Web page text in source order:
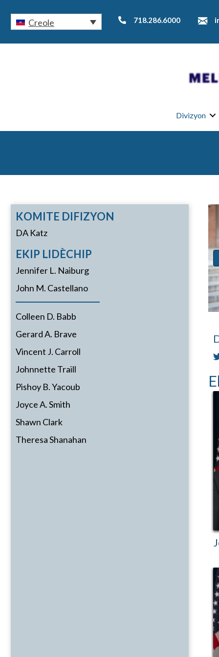
Creole 718.286.6000
Divizyon
KOMITE DIFIZYON
DA Katz
EKIP LIDÈCHIP
Jennifer L. Naiburg
John M. Castellano
Colleen D. Babb
Gerard A. Brave
Vincent J. Carroll
Johnnette Traill
Pishoy B. Yacoub
Joyce A. Smith
Shawn Clark
Theresa Shanahan